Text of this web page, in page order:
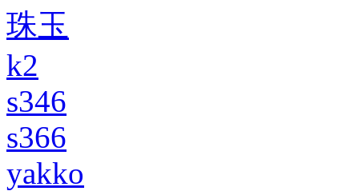
珠玉
k2
s346
s366
yakko